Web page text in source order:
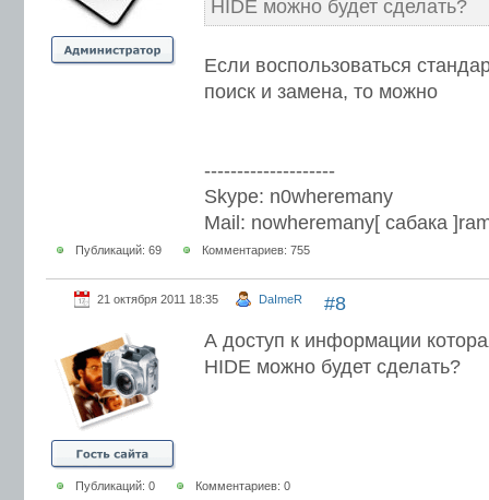
HIDE можно будет сделать?
Если воспользоваться
поиск и замена, то можно
--------------------
Skype: n0wheremany
Mail: nowheremany[ сабака
Публикаций: 69 Комментариев: 755
#8
21 октября 2011 18:35 DaImeR
А доступ к информации
HIDE можно будет сделать?
Публикаций: 0 Комментариев: 0